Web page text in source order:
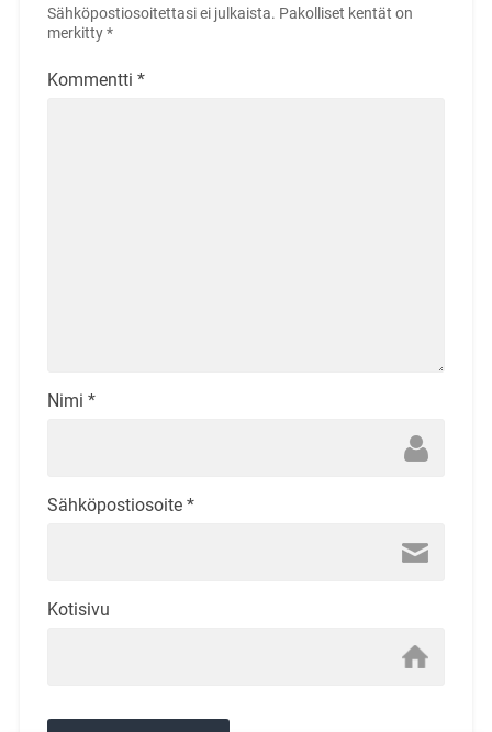
Sähköpostiosoitettasi ei julkaista. Pakolliset kentät on
merkitty*
Kommentti *
Nimi *
Sähköpostiosoite *
Kotisivu